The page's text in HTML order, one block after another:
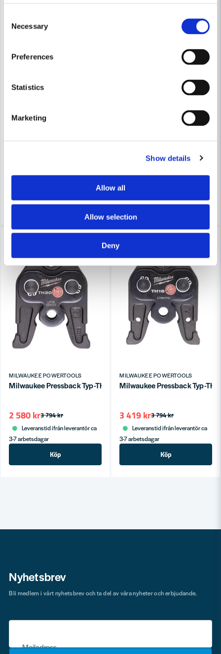
Selection
Necessary
Preferences
Statistics
Marketing
Show details
Allow all
Allow selection
Deny
MILWAUKEE POWERTOOLS
Leveranstid ifrån leverantör ca
Köp
MILWAUKEE POWERTOOLS
3 394 kr
2 308 kr
Leveranstid ifrån leverantör ca
3-7 arbetsdagar
Köp
MILWAUKEE POWERTOOLS
Milwaukee Pressback Typ-TH M18 Ø20mm
3 794 kr
2 580 kr
Leveranstid ifrån leverantör ca
3-7 arbetsdagar
Köp
-32%
MILWAUKEE POWERTOOLS
Milwaukee Pressback Typ-TH
3 794 kr
3 419 kr
Leveranstid ifrån leverantör ca
3-7 arbetsdagar
Köp
Nyhetsbrev
Mejladress
Bli medlem i vårt nyhetsbrev och ta del av våra nyheter och erbjudande.